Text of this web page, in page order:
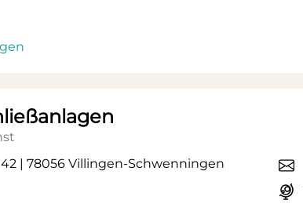
| 78056 Villingen-Schwenningen